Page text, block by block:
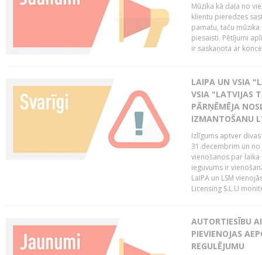
Mūzika kā daļa no
klientu pieredzes
pamatu, taču
piesaisti. Pētījumi
ir saskaņota ar
LAIPA UN VSIA
VSIA "LATVIJAS
PĀRŅĒMĒJA
IZMANTOŠANU
Izlīgums aptver
31.decembrim un no
vienošanos par
ieguvums ir
LaIPA un LSM
Licensing S.L.U
AUTORTIESĪBU
PIEVIENOJAS
REGULĒJUMU